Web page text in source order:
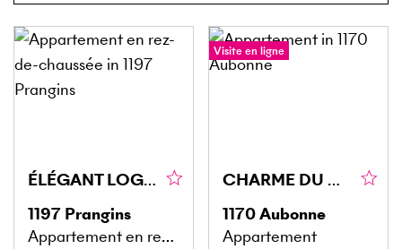
ÉLÉGANT LOGEMENT MEUBLÉ AU CHARME CONTEMPORAIN
1197 Prangins
Appartement en rez-de-chaussée
Visite en ligne
CHARME DU CENTRE HISTORIQUE D'AUBONNE !
1170Aubonne
Appartement